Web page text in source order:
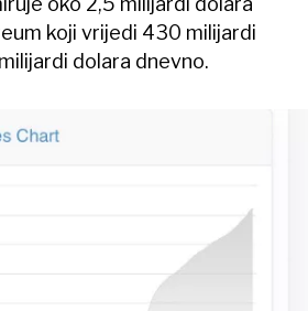
koji vrijedi 430 milijardi
dolara dnevno.